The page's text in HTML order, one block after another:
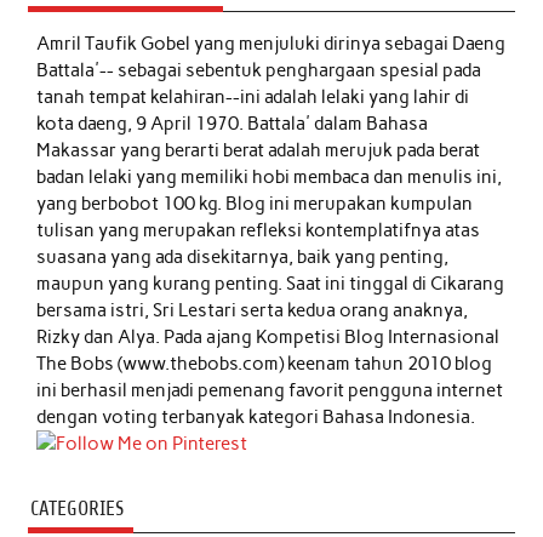
Amril Taufik Gobelyang menjuluki dirinya sebagai Daeng
Battala'-- sebagai sebentuk penghargaan spesial pada
tanah tempat kelahiran--ini adalah lelaki yang lahir di
kota daeng, 9 April 1970. Battala' dalam Bahasa
Makassar yang berarti berat adalah merujuk pada berat
badan lelaki yang memiliki hobi membaca dan menulis ini,
yang berbobot 100 kg. Blog ini merupakan kumpulan
tulisan yang merupakan refleksi kontemplatifnya atas
suasana yang ada disekitarnya, baik yang penting,
maupun yang kurang penting. Saat ini tinggal di Cikarang
bersama istri, Sri Lestari serta kedua orang anaknya,
Rizky dan Alya. Pada ajang Kompetisi Blog Internasional
The Bobs (www.thebobs.com) keenam tahun 2010 blog
ini berhasil menjadi pemenang favorit pengguna internet
dengan voting terbanyak kategori Bahasa Indonesia.
CATEGORIES